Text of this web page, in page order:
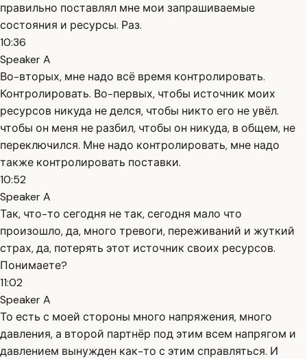
правильно поставлял мне мои запрашиваемые
состояния и ресурсы. Раз.
10:36
Speaker A
Во-вторых, мне надо всё время контролировать.
Контролировать. Во-первых, чтобы источник моих
ресурсов никуда не делся, чтобы никто его не увёл.
чтобы он меня не разбил, чтобы он никуда, в общем, не
переключился. Мне надо контролировать, мне надо
также контролировать поставки.
10:52
Speaker A
Так, что-то сегодня не так, сегодня мало что
произошло, да, много тревоги, переживаний и жуткий
страх, да, потерять этот источник своих ресурсов.
Понимаете?
11:02
Speaker A
То есть с моей стороны много напряжения, много
давления, а второй партнёр под этим всем напрягом и
давлением вынужден как-то с этим справляться. И